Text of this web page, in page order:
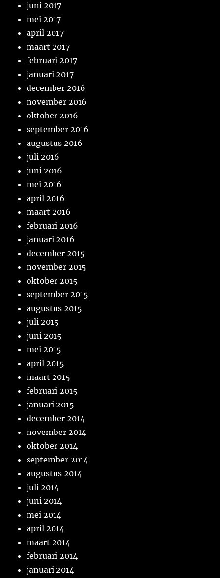
juni 2017
mei 2017
april 2017
maart 2017
februari 2017
januari 2017
december 2016
november 2016
oktober 2016
september 2016
augustus 2016
juli 2016
juni 2016
mei 2016
april 2016
maart 2016
februari 2016
januari 2016
december 2015
november 2015
oktober 2015
september 2015
augustus 2015
juli 2015
juni 2015
mei 2015
april 2015
maart 2015
februari 2015
januari 2015
december 2014
november 2014
oktober 2014
september 2014
augustus 2014
juli 2014
juni 2014
mei 2014
april 2014
maart 2014
februari 2014
januari 2014